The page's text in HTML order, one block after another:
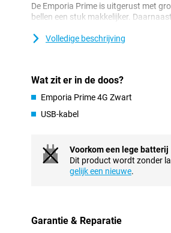
De Emporia Prime is uitgerust met
bellen een stuk makkelijker.
zonder zorgen kunt genieten van je
Met de ingebouwde noodknop van de
is daarnaast robuust en stevig, zodat
naar een veilige en betrouwbare
De Emporia Prime 4G ondersteunt
versturen. Dit maakt het makkelijk
bent. Dankzij de krachtige batterij
Deze seniorentelefoon biedt extra
Volledige beschrijving
Wat zit er in de doos?
Emporia Prime 4G Zwart
USB-kabel
Voorkom een lege batterij
Dit product wordt zonder
gelijk een nieuwe.
Garantie & Reparatie